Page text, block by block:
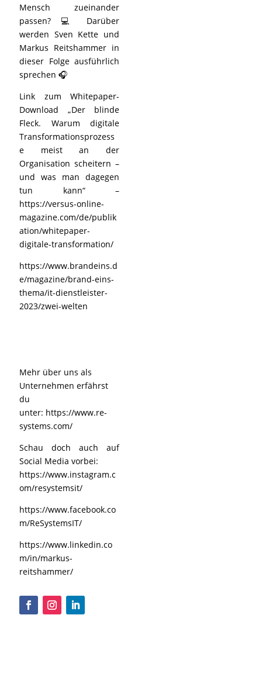
Mensch zueinander
passen? 💻 Darüber
werden Sven Kette und
Markus Reitshammer in
dieser Folge ausführlich
sprechen 🎧
Link zum Whitepaper-
Download „Der blinde
Fleck. Warum digitale
Transformationsprozess
e meist an der
Organisation scheitern –
und was man dagegen
tun kann“ –
https://versus-online-
magazine.com/de/publik
ation/whitepaper-
digitale-transformation/
https://www.brandeins.d
e/magazine/brand-eins-
thema/it-dienstleister-
2023/zwei-welten
Mehr über uns als
Unternehmen erfährst
du
unter: https://www.re-
systems.com/
Schau doch auch auf
Social Media vorbei:
https://www.instagram.c
om/resystemsit/
https://www.facebook.co
m/ReSystemsIT/
https://www.linkedin.co
m/in/markus-
reitshammer/